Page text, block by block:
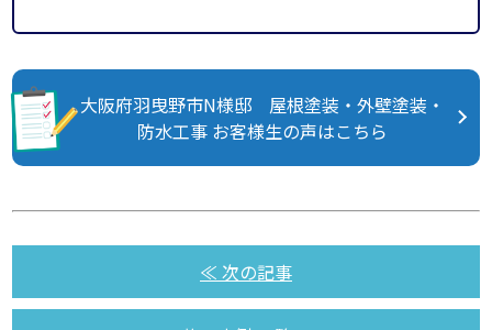
大阪府羽曳野市N様邸 屋根塗装・外壁塗装・
防水工事 お客様生の声はこちら
≪ 次の記事